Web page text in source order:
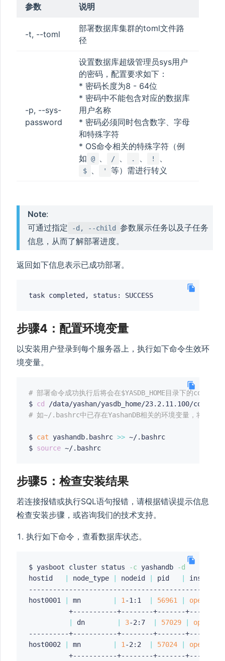
参数 说明
-t, --toml
部署数据库集群的toml文件路
径
-p, --sys-
password
设置数据库超级管理员sys用户
的密码，配置要求如下：
* 密码长度为8 - 64位
* 密码中不能包含对应的数据库
用户名称
* 密码必须同时包含数字、字母
和特殊字符
* OS命令相关的特殊字符（例
如 @ / . !
$ ' 等）需进行转义
Note:
可通过指定
-d, --child
参数展示任务以及子任务
信息，从而了解部署进度。
返回如下信息表示已成功部署。
步骤4：配置环境变量
以安装用户登录到每个服务器上，执行如下命令生效环
境变量。
# 部署命令成功执行后将会在$YASDB_HOME目录下的conf
$ cd
# 如~/.bashrc中已存在YashanDB相关的环境变量，将其清除
$ cat yashandb.bashrc >> ~/.bashrc
$ source
步骤5：检查安装结果
若连接报错或执行SQL语句报错，请根据错误提示信息
检查安装步骤，或咨询我们的技术支持。
执行如下命令，查看数据库状态。
$ yasboot cluster status -c yashandb
-d
hostid
node_type nodeid pid
host0001
mn 1 -1:1 56961
open
+-----------+--------+-------
dn 3-2:7 57029
open
----------+-----------+--------+-------
host0002
mn 1 -2:2 57024
open
+-----------+--------+-------